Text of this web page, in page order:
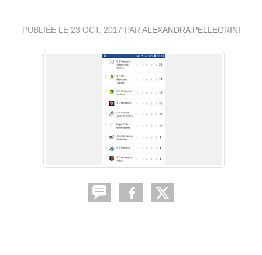
PUBLIÉE LE 23 OCT. 2017 PAR ALEXANDRA PELLEGRINI